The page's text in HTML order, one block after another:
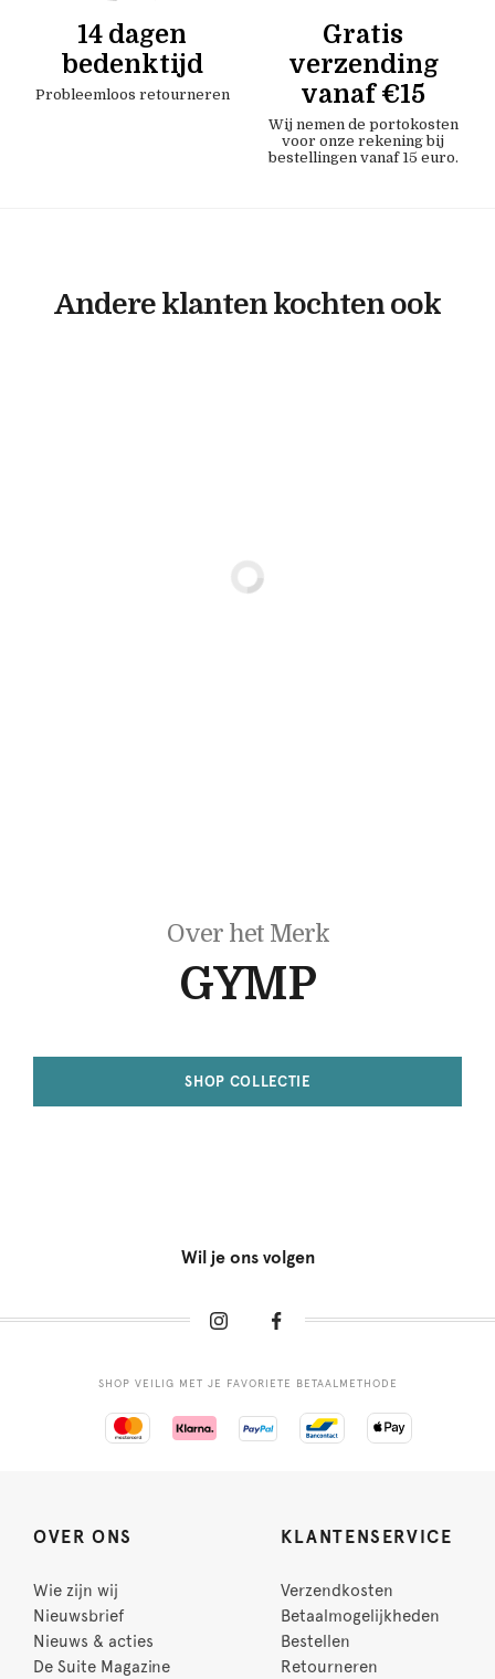
14 dagen
bedenktijd
Probleemloos retourneren
Gratis
verzending
vanaf €15
Wij nemen de portokosten
voor onze rekening bij
bestellingen vanaf 15 euro.
Andere klanten kochten ook
Over het Merk
GYMP
SHOP COLLECTIE
Wil je ons volgen
SHOP VEILIG MET JE FAVORIETE BETAALMETHODE
OVER ONS
Wie zijn wij
Nieuwsbrief
Nieuws & acties
De Suite Magazine
KLANTENSERVICE
Verzendkosten
Betaalmogelijkheden
Bestellen
Retourneren